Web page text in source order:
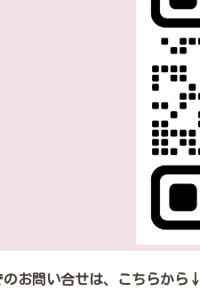
お問い合せは、こちらから↓